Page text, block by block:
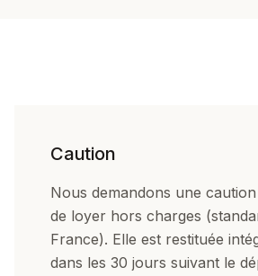
Caution
Nous demandons une
de loyer hors charges
France). Elle est restituée
dans les 30 jours suivant le